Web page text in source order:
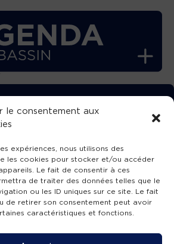
le consentement aux
expériences, nous utilisons des
les cookies pour stocker et/ou accéder
Le fait de consentir à ces
de traiter des données telles que le
ou les ID uniques sur ce site. Le fait
de retirer son consentement peut avoir
caractéristiques et fonctions.
GRATUITEMENT
TVBA !
SUIVEZ-NOUS !